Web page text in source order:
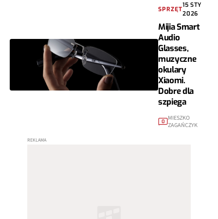
SPRZĘT
15 STY
2026
Mijia Smart
Audio
Glasses,
muzyczne
okulary
Xiaomi.
Dobre dla
szpiega
0
MIESZKO
ZAGAŃCZYK